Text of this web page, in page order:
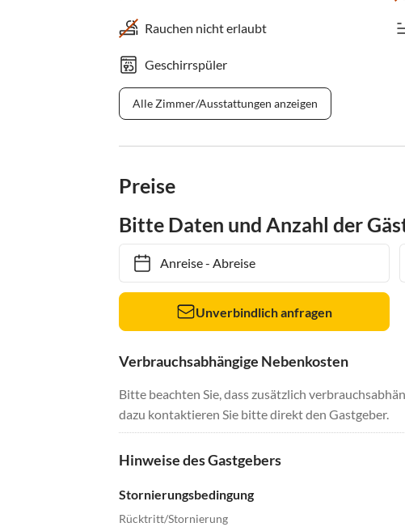
Rauchen nicht erlaubt
Geschirrspüler
Alle Zimmer/Ausstattungen anzeigen
Preise
Bitte Daten und Anzahl der
Anreise- Abreise
Unverbindlich anfragen
Verbrauchsabhängige Nebenkosten
Bitte beachten Sie, dass zusätzlich
dazu kontaktieren Sie bitte direkt den Gastgeber.
Hinweise des Gastgebers
Stornierungsbedingung
Rücktritt/Stornierung